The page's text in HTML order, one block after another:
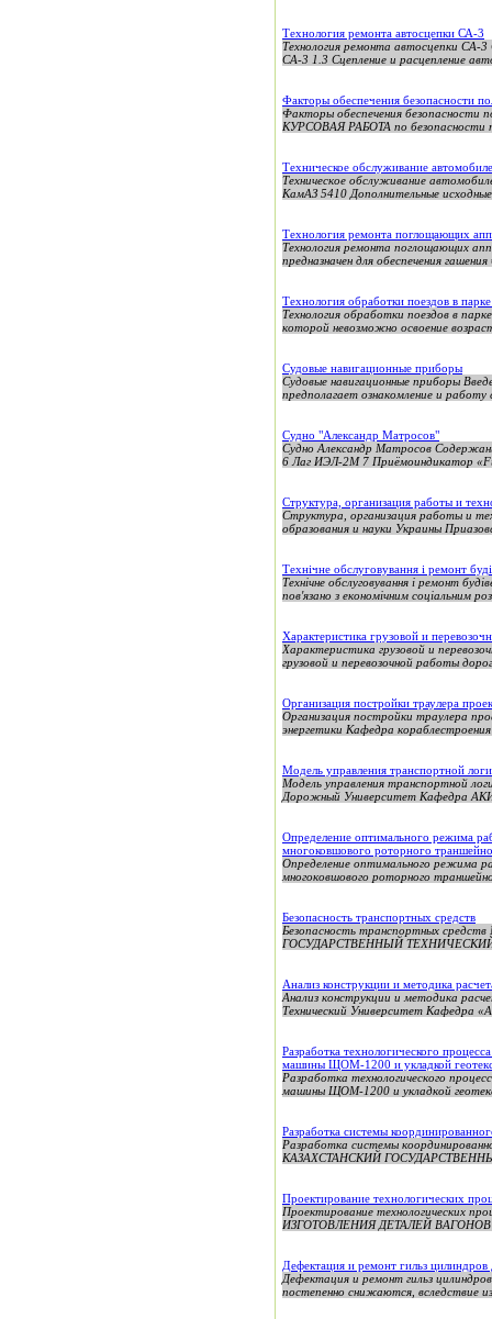
Технология ремонта автосцепки СА-3
Технология ремонта автосцепки
СА-3 1.3 Сцепление и расцепление
Факторы обеспечения безопасности
Факторы обеспечения
КУРСОВАЯ РАБОТА по безопасности
Техническое обслуживание
Техническое обслуживание
КамАЗ 5410 Дополнительные
Технология ремонта поглощающих
Технология ремонта поглощающих
предназначен для обеспечения
Технология обработки поездов в
Технология обработки поездов в
которой невозможно освоение
Судовые навигационные приборы
Судовые навигационные приборы
предполагает ознакомление и
Судно "Александр Матросов"
Судно Александр Матросов
6 Лаг ИЭЛ-2М 7 Приёмоиндикатор
Структура, организация работы и
Структура, организация работы и
образования и науки Украины
Технічне обслуговування і ремонт
Технічне обслуговування і ремонт
пов'язано з економічним соціальним
Характеристика грузовой и
Характеристика грузовой и
грузовой и перевозочной работы
Организация постройки траулера
Организация постройки траулера
энергетики Кафедра
Модель управления транспортной
Модель управления транспортной
Дорожный Университет Кафедра
Определение оптимального режима
многоковшового роторного
Определение оптимального режима
многоковшового роторного
Безопасность транспортных средств
Безопасность транспортных
ГОСУДАРСТВЕННЫЙ ТЕХНИЧЕСКИЙ
Анализ конструкции и методика
Анализ конструкции и методика
Технический Университет Кафедра
Разработка технологического
машины ЩОМ-1200 и укладкой
Разработка технологического
машины ЩОМ-1200 и укладкой
Разработка системы
Разработка системы
КАЗАХСТАНСКИЙ
Проектирование технологических
Проектирование технологических
ИЗГОТОВЛЕНИЯ ДЕТАЛЕЙ ВАГОНОВ
Дефектация и ремонт гильз
Дефектация и ремонт гильз
постепенно снижаются, вследствие